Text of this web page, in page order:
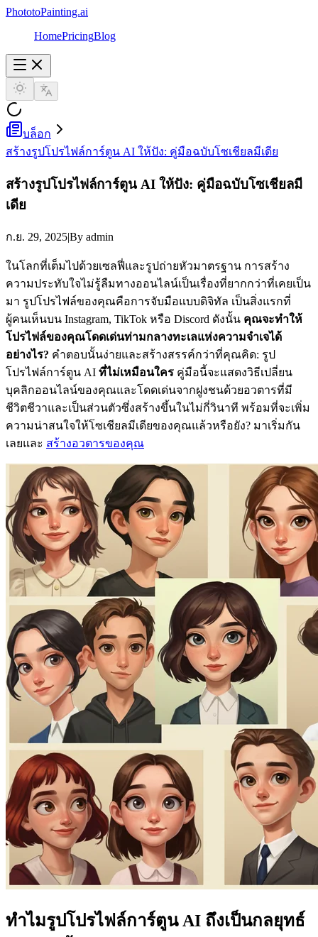
PhototoPainting.ai
HomePricingBlog
บล็อก
สร้างรูปโปรไฟล์การ์ตูน AI ให้ปัง: คู่มือฉบับโซเชียลมีเดีย
สร้างรูปโปรไฟล์การ์ตูน AI ให้ปัง: คู่มือฉบับโซเชียลมี
เดีย
ก.ย. 29, 2025|By admin
ในโลกที่เต็มไปด้วยเซลฟี่และรูปถ่ายหัวมาตรฐาน การสร้าง
ความประทับใจไม่รู้ลืมทางออนไลน์เป็นเรื่องที่ยากกว่าที่เคยเป็น
มา รูปโปรไฟล์ของคุณคือการจับมือแบบดิจิทัล เป็นสิ่งแรกที่
ผู้คนเห็นบน Instagram, TikTok หรือ Discord ดังนั้น คุณจะทำให้
โปรไฟล์ของคุณโดดเด่นท่ามกลางทะเลแห่งความจำเจได้
อย่างไร? คำตอบนั้นง่ายและสร้างสรรค์กว่าที่คุณคิด: รูป
โปรไฟล์การ์ตูน AI ที่ไม่เหมือนใคร คู่มือนี้จะแสดงวิธีเปลี่ยน
บุคลิกออนไลน์ของคุณและโดดเด่นจากฝูงชนด้วยอวตารที่มี
ชีวิตชีวาและเป็นส่วนตัวซึ่งสร้างขึ้นในไม่กี่วินาที พร้อมที่จะเพิ่ม
ความน่าสนใจให้โซเชียลมีเดียของคุณแล้วหรือยัง? มาเริ่มกัน
เลยและ สร้างอวตารของคุณ
ทำไมรูปโปรไฟล์การ์ตูน AI ถึงเป็นกลยุทธ์